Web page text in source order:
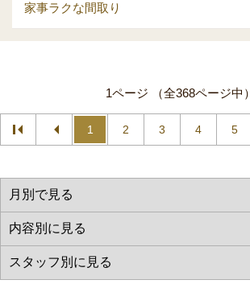
家事ラクな間取り
1ページ （全368ページ中）
1 2 3 4 5